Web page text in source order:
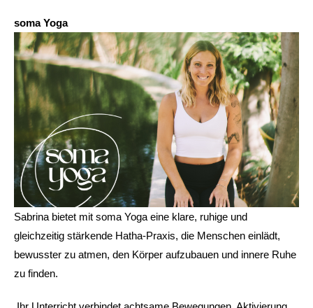
soma Yoga
Sabrina bietet mit soma Yoga eine klare, ruhige und
gleichzeitig stärkende Hatha-Praxis, die Menschen einlädt,
bewusster zu atmen, den Körper aufzubauen und innere Ruhe
zu finden.